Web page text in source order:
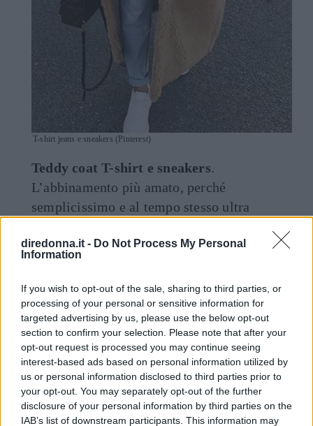
diredonna.it - Do Not Process My Personal
Information
If you wish to opt-out of the sale, sharing to third parties, or
processing of your personal or sensitive information for
targeted advertising by us, please use the below opt-out
section to confirm your selection. Please note that after your
opt-out request is processed you may continue seeing
interest-based ads based on personal information utilized by
us or personal information disclosed to third parties prior to
your opt-out. You may separately opt-out of the further
disclosure of your personal information by third parties on the
IAB’s list of downstream participants. This information may
T-shirt jeans e sneakers (Pinterest)
Teddy coat T-shirt e sneakers.
L’abbinamento più amato, perché
semplicissimo e al tempo stesso ultra
come iMom Jeans.